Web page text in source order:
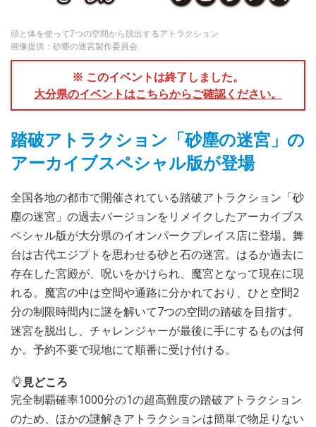
頭と体を使って7つの空間から脱出するアトラクション
画像提供：砂塵の迷宮製作委員会
※ このイベントは終了しました。
大分県のイベントはこちらからご確認ください。
踏破アトラクション「砂塵の迷宮」の
アーカイブスペシャル版が登場
全国各地の都市で開催されている踏破アトラクション「砂
塵の迷宮」の過去バージョンをリメイクしたアーカイブス
ペシャル版が大分県のイオンパークプレイス店に登場。舞
台は古代エジプトを思わせる砂と石の迷宮。はるか過去に
存在した宮殿が、呪いをかけられ、魔宮となって現在に現
れる。魔宮の中は空間や通路に分かれており、ひと空間2
分の制限時間内に謎を解いて7つの空間の踏破を目指す。
迷宮を脱出し、チャレンジャーが最後に手にするものは何
か。予約不要で現地にて順番に受け付ける。
見どころ
完全制覇確率1000分の1の超高難度の踏破アトラクション
のため、ほかの謎解きアトラクションは簡単で物足りない